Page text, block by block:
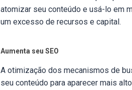
atomizar seu conteúdo e usá-lo em
um excesso de recursos e capital.
Aumenta seu SEO
A otimização dos mecanismos de
seu conteúdo para aparecer mais